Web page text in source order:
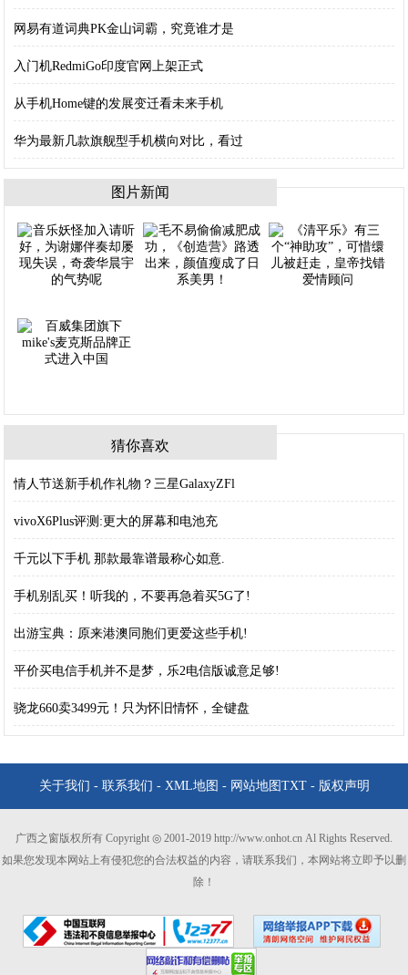
网易有道词典PK金山词霸，究竟谁才是
入门机RedmiGo印度官网上架正式
从手机Home键的发展变迁看未来手机
华为最新几款旗舰型手机横向对比，看过
图片新闻
猜你喜欢
情人节送新手机作礼物？三星GalaxyZFl
vivoX6Plus评测:更大的屏幕和电池充
千元以下手机 那款最靠谱最称心如意.
手机别乱买！听我的，不要再急着买5G了!
出游宝典：原来港澳同胞们更爱这些手机!
平价买电信手机并不是梦，乐2电信版诚意足够!
骁龙660卖3499元！只为怀旧情怀，全键盘
关于我们 - 联系我们 - XML地图 - 网站地图 TXT- 版权声明
广西之窗版权所有 Copyright ◎ 2001-2019 http://www.onhot.cn Al Rights Reserved.
如果您发现本网站上有侵犯您的合法权益的内容，请联系我们，本网站将立即予以删
除！